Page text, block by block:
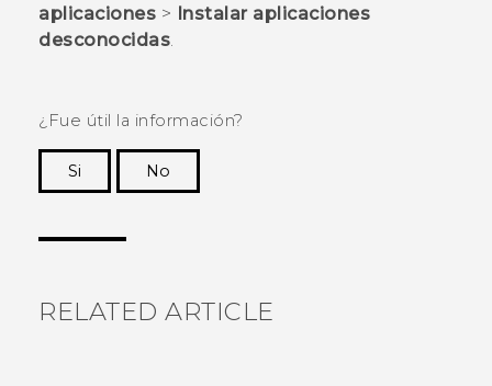
aplicaciones >
Instalar aplicaciones
desconocidas.
¿Fue útil la información?
Si
No
RELATED ARTICLE